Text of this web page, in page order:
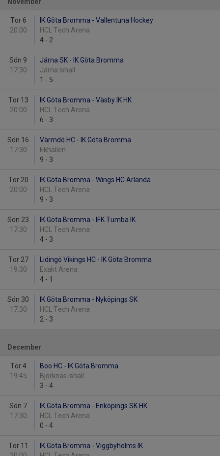
Tor 6
20:00
IK Göta Bromma - Vallentuna Hockey
HCL Tech Arena
4 - 2
Sön 9
17:30
Järna SK - IK Göta Bromma
Järna Ishall
1 - 5
Tor 13
20:00
IK Göta Bromma - Väsby IK HK
HCL Tech Arena
6 - 3
Sön 16
17:30
Värmdö HC - IK Göta Bromma
Ekhallen
9 - 3
Tor 20
20:00
IK Göta Bromma - Wings HC Arlanda
HCL Tech Arena
9 - 3
Sön 23
17:30
IK Göta Bromma - IFK Tumba IK
HCL Tech Arena
4 - 3
Tor 27
19:30
Lidingö Vikings HC - IK Göta Bromma
Exakt Arena
4 - 1
Sön 30
17:30
IK Göta Bromma - Nyköpings SK
HCL Tech Arena
2 - 3
December
Tor 4
19:45
Boo HC - IK Göta Bromma
Björknäs Ishall
3 - 4
Sön 7
17:30
IK Göta Bromma - Enköpings SK HK
HCL Tech Arena
0 - 4
Tor 11
IK Göta Bromma - Viggbyholms IK